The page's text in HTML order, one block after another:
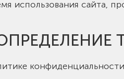
использования сайта,